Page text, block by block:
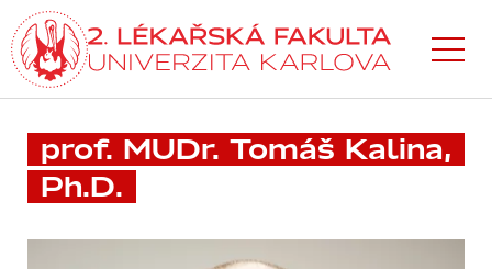
Přejít
k hlavnímu
obsahu
prof. MUDr. Tomáš Kalina,
Ph.D.